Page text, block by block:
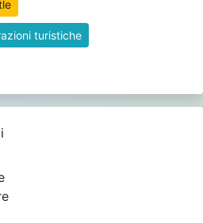
turistiche